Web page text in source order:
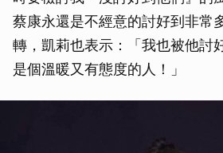
蔡康永還是不經意的討好到非常
轉，凱莉也表示：「我也被他討
是個溫暖又有態度的人！」